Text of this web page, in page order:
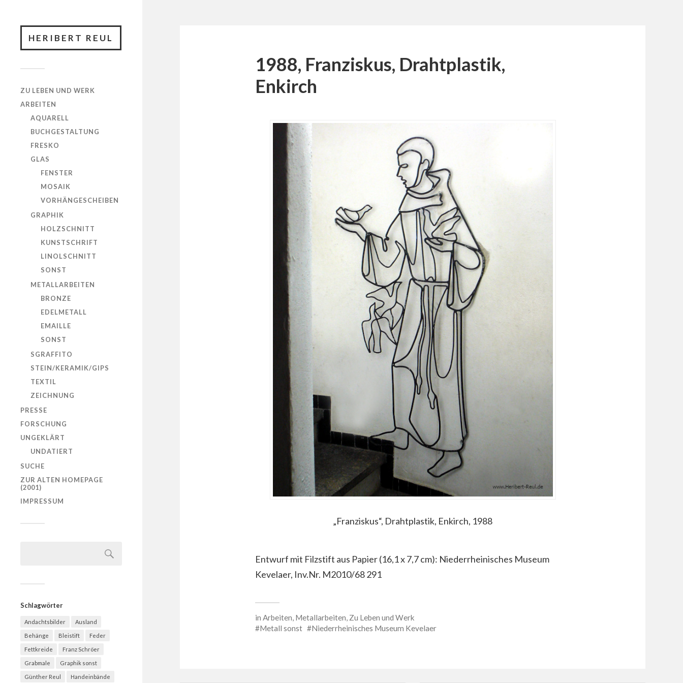
HERIBERT REUL
ZU LEBEN UND WERK
ARBEITEN
AQUARELL
BUCHGESTALTUNG
FRESKO
GLAS
FENSTER
MOSAIK
VORHÄNGESCHEIBEN
GRAPHIK
HOLZSCHNITT
KUNSTSCHRIFT
LINOLSCHNITT
SONST
METALLARBEITEN
BRONZE
EDELMETALL
EMAILLE
SONST
SGRAFFITO
STEIN/KERAMIK/GIPS
TEXTIL
ZEICHNUNG
PRESSE
FORSCHUNG
UNGEKLÄRT
UNDATIERT
SUCHE
ZUR ALTEN HOMEPAGE
(2001)
IMPRESSUM
Schlagwörter
Andachtsbilder Ausland
Behänge Bleistift Feder
Fettkreide Franz Schröer
Grabmale Graphik sonst
Günther Reul Handeinbände
1988, Franziskus, Drahtplastik,
Enkirch
„Franziskus“, Drahtplastik, Enkirch, 1988
Entwurf mit Filzstift aus Papier (16,1 x 7,7 cm): Niederrheinisches Museum
Kevelaer, Inv.Nr. M2010/68 291
in Arbeiten, Metallarbeiten, Zu Leben und Werk
Metall sonst
Niederrheinisches Museum Kevelaer